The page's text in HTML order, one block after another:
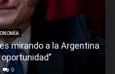
mirando a la Argentina
0